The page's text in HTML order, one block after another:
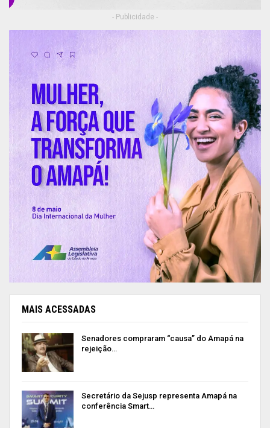
- Publicidade -
MAIS ACESSADAS
Senadores compraram “causa” do Amapá na
rejeição…
Secretário da Sejusp representa Amapá na
conferência Smart…